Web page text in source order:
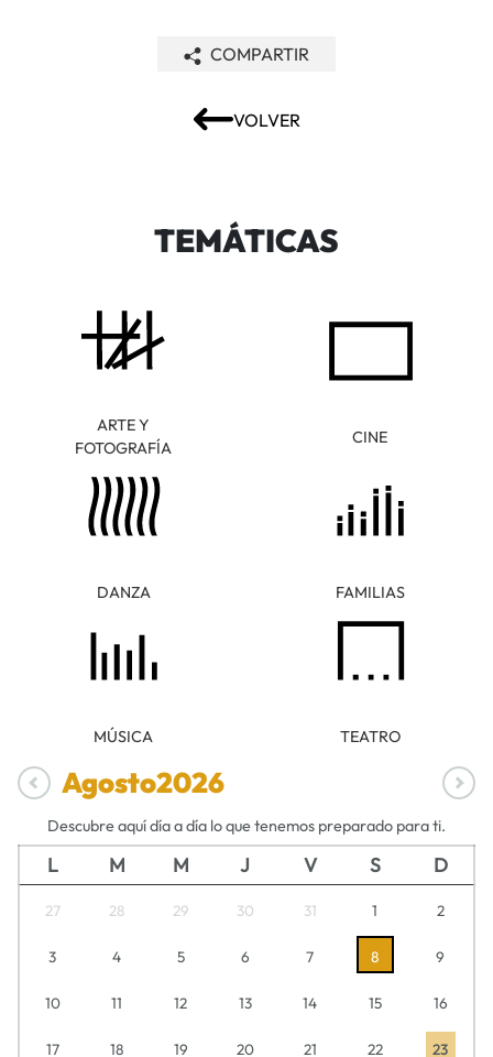
VOLVER
COMPARTIR
TEMÁTICAS
ARTE Y
FOTOGRAFÍA
CINE
DANZA FAMILIAS
MÚSICA TEATRO
Agosto2026
Descubre aquí día a día lo que tenemos preparado para ti.
L M M J V S D
27 28 29 30 31 1 2
3 4 5 6 7 8 9
10 11 12 13 14 15 16
17 18 19 20 21 22 23